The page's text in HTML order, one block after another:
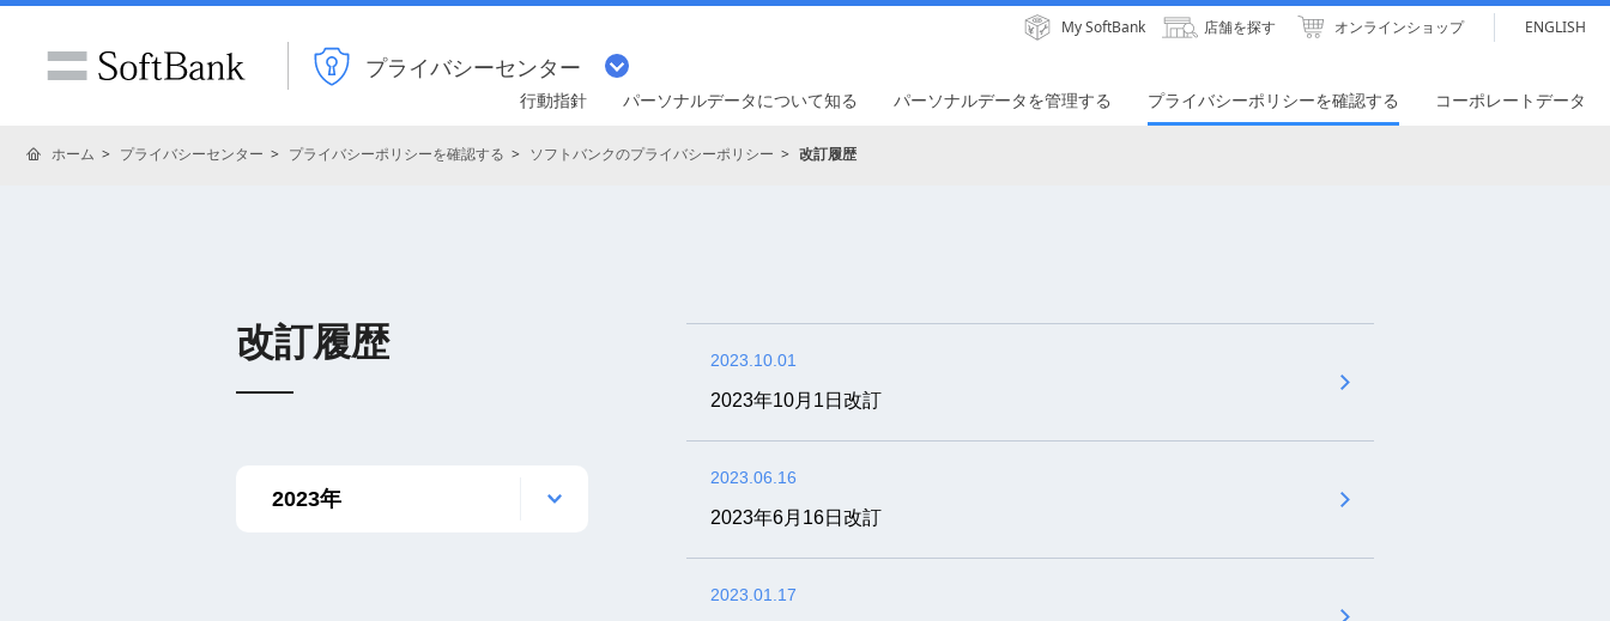
プライバシーセンター
My SoftBank 店舗を探す オンラインショップ ENGLISH
行動指針 パーソナルデータについて知る パーソナルデータを管理する プライバシーポリシーを確認する コーポレートデータ
ホーム プライバシーセンター プライバシーポリシーを確認する ソフトバンクのプライバシーポリシー 改訂履歴
改訂履歴 2023.10.01
2023年10月1日改訂
2023.06.16
2023年6月16日改訂
2023.01.17